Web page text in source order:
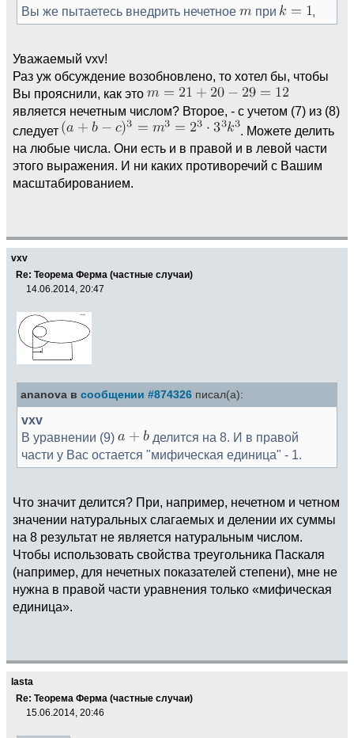
Вы же пытаетесь внедрить нечетное при ,
Уважаемый vxv!
Раз уж обсуждение возобновлено, то хотел бы, чтобы
Вы прояснили, как это
является нечетным числом? Второе, - с учетом (7) из (8)
следует
. Можете делить
на любые числа. Они есть и в правой и в левой части
этого выражения. И ни каких противоречий с Вашим
масштабированием.
vxv
Re: Теорема Ферма (частные случаи)
14.06.2014, 20:47
ananova в сообщении #874326 писал(а):
vxv
В уравнении (9)
делится на 8. И в правой
части у Вас остается "мифическая единица" - 1.
Что значит делится? При, например, нечетном и четном
значении натуральных слагаемых и делении их суммы
на 8 результат не является натуральным числом.
Чтобы использовать свойства треугольника Паскаля
(например, для нечетных показателей степени), мне не
нужна в правой части уравнения только «мифическая
единица».
lasta
Re: Теорема Ферма (частные случаи)
15.06.2014, 20:46